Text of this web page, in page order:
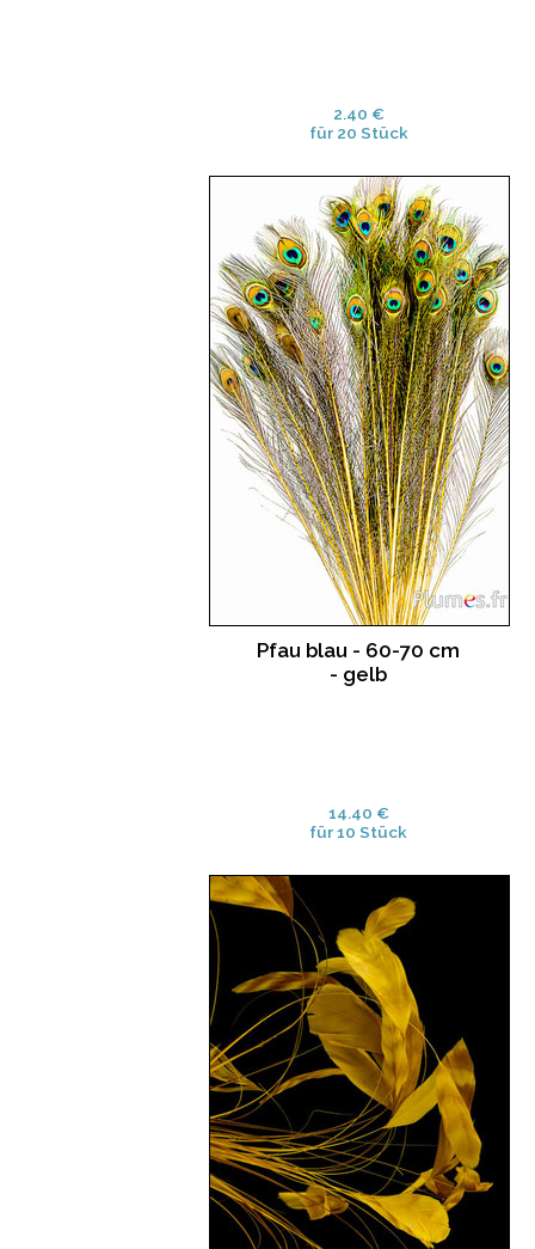
2.40 €
für 20 Stück
Pfau blau - 60-70 cm
- gelb
14.40 €
für 10 Stück